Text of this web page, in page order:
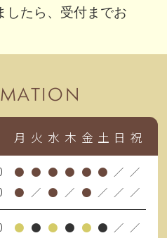
したら、受付までお
ビリテーション科・
案内
常通り 午
月 火 水 木 金 土 日 祝
● ● ● ● ● ● ／ ／
● ／ ● ／ ● ／ ／ ／
● ● ● ● ● ● ／ ／